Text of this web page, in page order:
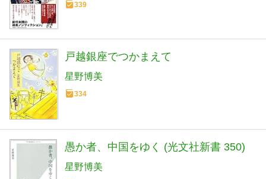
339
戸越銀座でつかまえて
星野博美
334
愚か者、中国をゆく (光文社新書 350)
星野博美